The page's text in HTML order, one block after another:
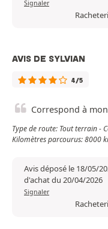
Signaler
AVIS DE SYLVIAN
4/5
Correspond à
Type de route: Tout terrain -
Kilomètres parcourus: 8000
Avis déposé le 18/05/
d'achat du 20/04/2026
Signaler